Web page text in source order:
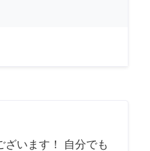
ざいます！ 自分でも